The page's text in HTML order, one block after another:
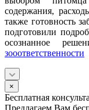
содержания,
также готовность
подготовили
осознанное
зооответственности
×
Бесплатная
Предлагаем Вам